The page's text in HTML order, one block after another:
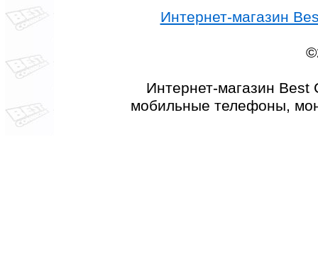
Интернет-магазин
Интернет-магазин Best
мобильные телефоны,